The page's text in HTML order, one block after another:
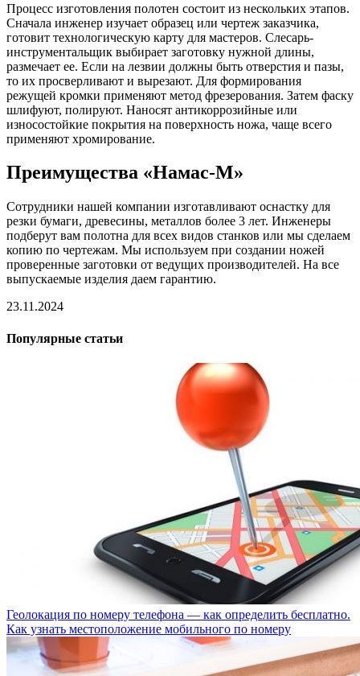
Процесс изготовления полотен состоит из нескольких этапов.
Сначала инженер изучает образец или чертеж заказчика,
готовит технологическую карту для мастеров. Слесарь-
инструментальщик выбирает заготовку нужной длины,
размечает ее. Если на лезвии должны быть отверстия и пазы,
то их просверливают и вырезают. Для формирования
режущей кромки применяют метод фрезерования. Затем фаску
шлифуют, полируют. Наносят антикоррозийные или
износостойкие покрытия на поверхность ножа, чаще всего
применяют хромирование.
Преимущества «Намас-М»
Сотрудники нашей компании изготавливают оснастку для
резки бумаги, древесины, металлов более 3 лет. Инженеры
подберут вам полотна для всех видов станков или мы сделаем
копию по чертежам. Мы используем при создании ножей
проверенные заготовки от ведущих производителей. На все
выпускаемые изделия даем гарантию.
23.11.2024
Популярные статьи
Геолокация по номеру телефона — как определить бесплатно.
Как узнать местоположение мобильного по номеру